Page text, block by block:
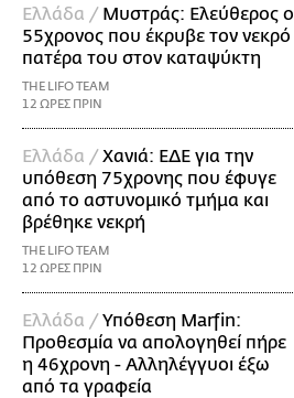
Ελλάδα / Μυστράς: Ελεύθερος ο
55χρονος που έκρυβε τον νεκρό
πατέρα του στον καταψύκτη
THE LIFO TEAM
12 ΩΡΕΣ ΠΡΙΝ
Ελλάδα /Χανιά: ΕΔΕ για την
υπόθεση 75χρονης που έφυγε
από το αστυνομικό τμήμα και
βρέθηκε νεκρή
THE LIFO TEAM
12 ΩΡΕΣ ΠΡΙΝ
Ελλάδα /Υπόθεση Marfin:
Προθεσμία να απολογηθεί πήρε
η 46χρονη - Αλληλέγγυοι έξω
από τα γραφεία